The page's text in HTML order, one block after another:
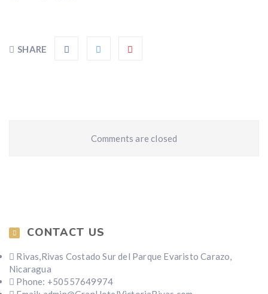
SHARE
Comments are closed
CONTACT US
Rivas,Rivas Costado Sur del Parque Evaristo Carazo,
Nicaragua
Phone: +50557649974